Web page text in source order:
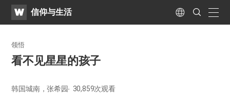
WATV信仰与生活 Language
Search
Submit
领悟
看不见星星的孩子
韩国城南，张希园 30,859次观看